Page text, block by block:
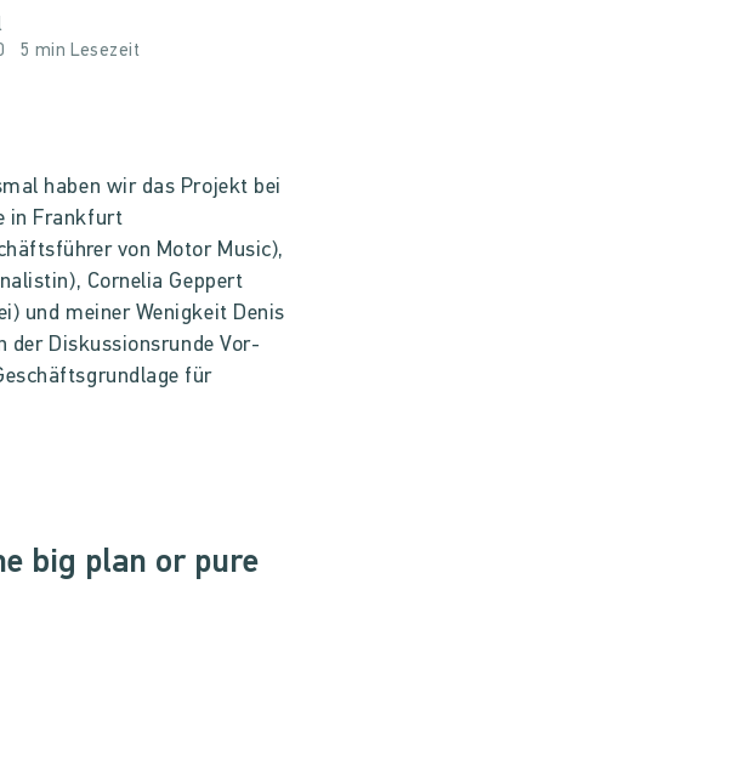
5 min Lesezeit
haben wir das Projekt bei
in Frankfurt
von Motor Music),
Cornelia Geppert
und meiner Wenigkeit Denis
der Diskussionsrunde Vor-
für
big plan or pure